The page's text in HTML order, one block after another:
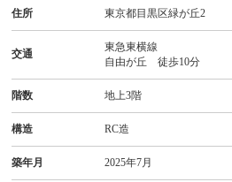
住所 東京都目黒区緑が丘2
交通
東急東横線
自由が丘 徒歩10分
階数 地上3階
構造 RC造
築年月 2025年7月